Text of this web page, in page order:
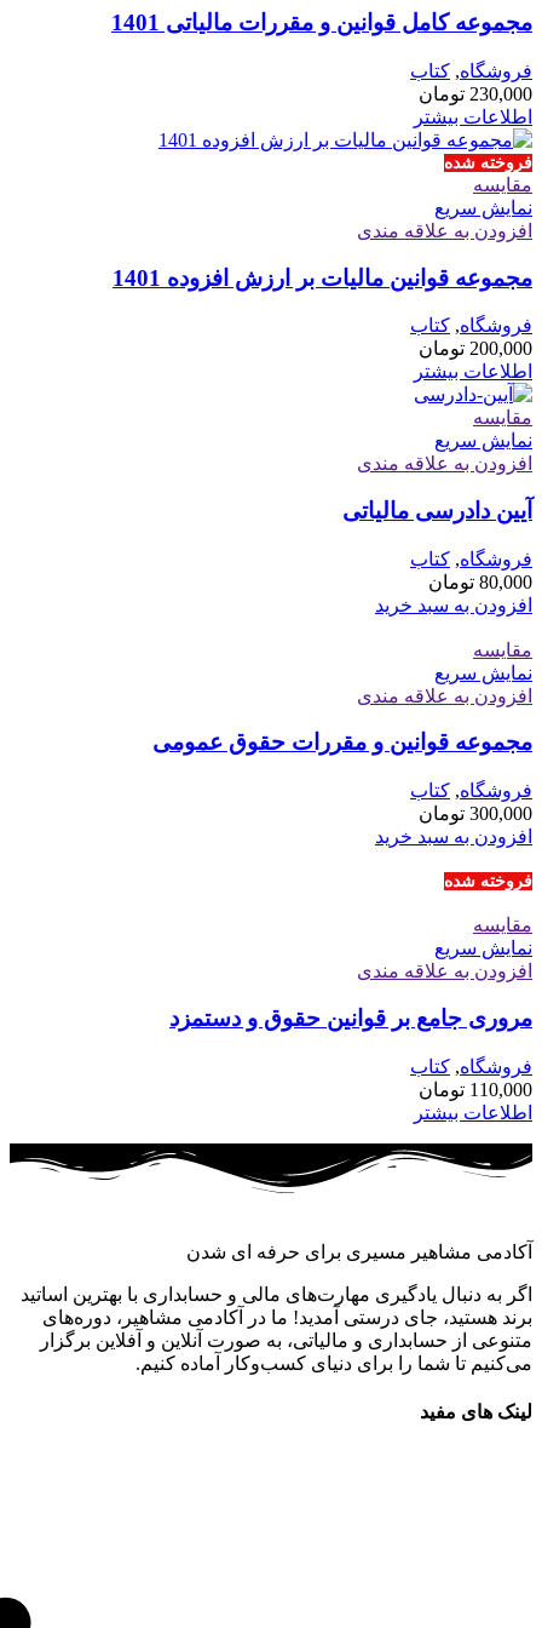
مجموعه کامل قوانین و مقررات مالیاتی 1401
فروشگاه, کتاب
230,000 تومان
اطلاعات بیشتر
فروخته شده
مقايسه
نمایش سریع
افزودن به علاقه مندی
مجموعه قوانین مالیات بر ارزش افزوده 1401
فروشگاه, کتاب
200,000 تومان
اطلاعات بیشتر
مقايسه
نمایش سریع
افزودن به علاقه مندی
آیین دادرسی مالیاتی
فروشگاه, کتاب
80,000 تومان
افزودن به سبد خرید
مقايسه
نمایش سریع
افزودن به علاقه مندی
مجموعه قوانین و مقررات حقوق عمومی
فروشگاه, کتاب
300,000 تومان
افزودن به سبد خرید
فروخته شده
مقايسه
نمایش سریع
افزودن به علاقه مندی
مروری جامع بر قوانین حقوق و دستمزد
فروشگاه, کتاب
110,000 تومان
اطلاعات بیشتر
آکادمی مشاهیر مسیری برای حرفه ای شدن
اگر به دنبال یادگیری مهارت‌های مالی و حسابداری با بهترین اساتید
برند هستید، جای درستی آمدید! ما در آکادمی مشاهیر، دوره‌های
متنوعی از حسابداری و مالیاتی، به صورت آنلاین و آفلاین برگزار
می‌کنیم تا شما را برای دنیای کسب‌وکار آماده کنیم.
لینک های مفید